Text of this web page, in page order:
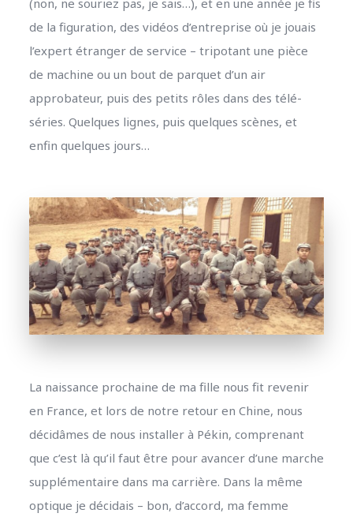
de la figuration, des vidéos d’entreprise où je jouais
l’expert étranger de service – tripotant une pièce
de machine ou un bout de parquet d’un air
approbateur, puis des petits rôles dans des télé-
séries. Quelques lignes, puis quelques scènes, et
enfin quelques jours…
La naissance prochaine de ma fille nous fit revenir
en France, et lors de notre retour en Chine, nous
décidâmes de nous installer à Pékin, comprenant
que c’est là qu’il faut être pour avancer d’une marche
supplémentaire dans ma carrière. Dans la même
optique je décidais – bon, d’accord, ma femme